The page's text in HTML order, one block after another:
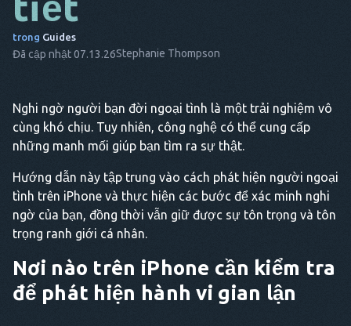
TR
ANH
ẤY
trong Guides
Đã cập nhật 07.13.26Stephanie Thompson
Nghi ngờ người bạn đời ngoại tình là một trải nghiệm vô
cùng khó chịu. Tuy nhiên, công nghệ có thể cung cấp
những manh mối giúp bạn tìm ra sự thật.
Hướng dẫn này tập trung vào cách phát hiện người ngoại
tình trên iPhone và thực hiện các bước để xác minh nghi
ngờ của bạn, đồng thời vẫn giữ được sự tôn trọng và tôn
trọng ranh giới cá nhân.
Nơi nào trên iPhone cần kiểm tra
để phát hiện hành vi gian lận